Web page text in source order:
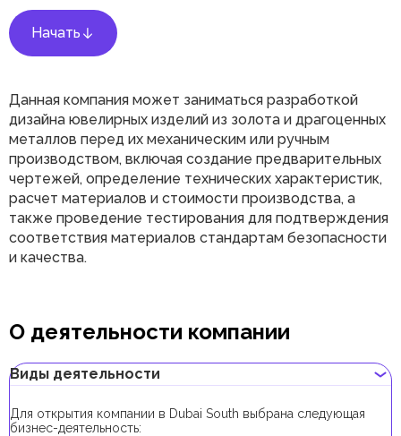
Начать
Данная компания может заниматься разработкой
дизайна ювелирных изделий из золота и драгоценных
металлов перед их механическим или ручным
производством, включая создание предварительных
чертежей, определение технических характеристик,
расчет материалов и стоимости производства, а
также проведение тестирования для подтверждения
соответствия материалов стандартам безопасности
и качества.
О деятельности компании
Виды деятельности
Для открытия компании в Dubai South выбрана следующая
бизнес-деятельность: